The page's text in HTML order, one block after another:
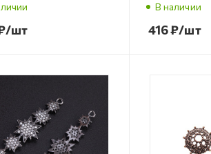
/шт
В наличии
416₽/шт